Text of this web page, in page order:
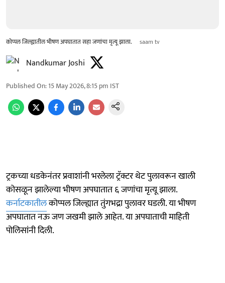
कोप्पल जिल्ह्यातील भीषण अपघातात सहा जणांचा मृत्यू झाला. saam tv
Nandkumar Joshi
Published On:15 May 2026, 8:15 pm IST
ट्रकच्या धडकेनंतर प्रवाशांनी भरलेला ट्रॅक्टर थेट पुलावरून खाली
कोसळून झालेल्या भीषण अपघातात ६ जणांचा मृत्यू झाला.
कर्नाटकातीलकोप्पल जिल्ह्यात तुंगभद्रा पुलावर घडली. या भीषण
अपघातात नऊ जण जखमी झाले आहेत. या अपघाताची माहिती
पोलिसांनी दिली.